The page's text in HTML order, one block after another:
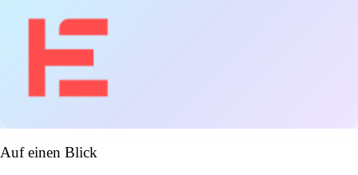
Auf einen Blick